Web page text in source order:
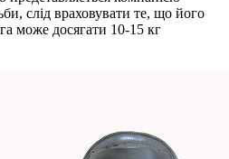
слід враховувати те, що його
може досягати 10-15 кг